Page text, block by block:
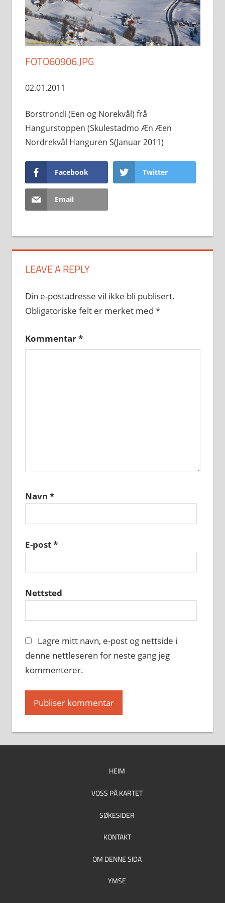
FOTO60906.JPG
02.01.2011
Borstrondi (Een og Norekvål) frå
Hangurstoppen (Skulestadmo Æn Æen
Nordrekvål Hanguren S(Januar 2011)
Facebook Twitter
Email
LEAVE A REPLY
Din e-postadresse vil ikke bli publisert.
Obligatoriske felt er merket med *
Kommentar*
Navn *
E-post*
Nettsted
Lagre mitt navn, e-post og nettside i
denne nettleseren for neste gang jeg
kommenterer.
HEIM
VOSS PÅ KARTET
SØKESIDER
KONTAKT
OM DENNE SIDA
YMSE